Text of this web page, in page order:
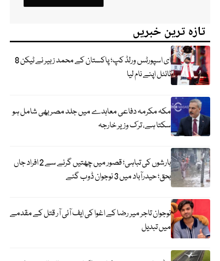
تازہ ترین خبریں
ای اسپورٹس ورلڈ کپ؛ پاکستان کے محمد زبیر نے ٹیکن 8
ٹائٹل اپنے نام لیا
مکہ مکرمہ دفاعی معاہدے میں جلد مصر بھی شامل ہو
سکتا ہے، ترک وزیر خارجہ
بارشوں کی تباہی؛ قصور میں چھتیں گرنے سے 2 افراد جاں
بحق؛ حیدرآباد میں 3 نوجوان ڈوب گئے
نوجوان تاجر میر رضا کے اغوا کی ایف آئی آر قتل کے مقدمے
میں تبدیل